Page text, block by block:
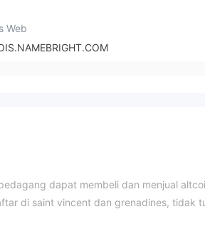
Web
dapat membeli dan menjual
di saint vincent dan grenadines, tidak